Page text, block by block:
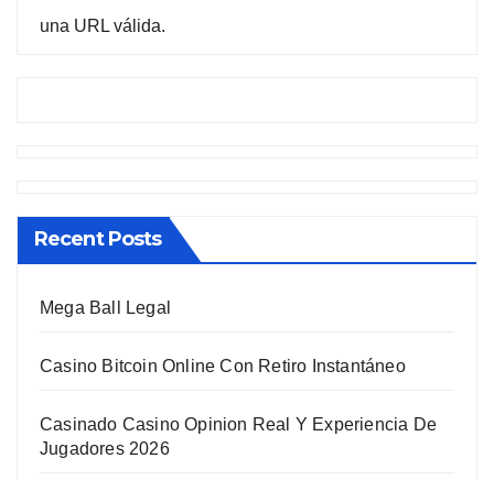
una URL válida.
Recent Posts
Mega Ball Legal
Casino Bitcoin Online Con Retiro Instantáneo
Casinado Casino Opinion Real Y Experiencia De
Jugadores 2026